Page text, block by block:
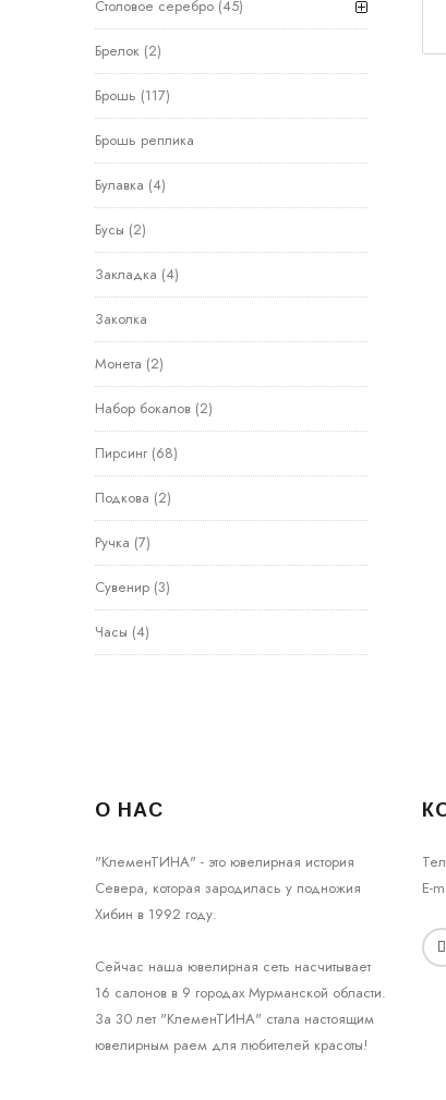
Столовое серебро (45)
Брелок (2)
Брошь (117)
Брошь реплика
Булавка (4)
Бусы (2)
Закладка (4)
Заколка
Монета (2)
Набор бокалов (2)
Пирсинг (68)
Подкова (2)
Ручка (7)
Сувенир (3)
Часы (4)
О НАС
"КлеменТИНА" - это ювелирная история
Севера, которая зародилась у подножия
Хибин в 1992 году.
Сейчас наша ювелирная сеть насчитывает
16 салонов в 9 городах Мурманской области.
За 30 лет "КлеменТИНА" стала настоящим
ювелирным раем для любителей красоты!
E-